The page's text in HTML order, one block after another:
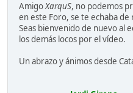
AmigoXarquS, no podemos
en este Foro, se te echaba de
Seas bienvenido de nuevo al
los demás locos por el vídeo.
Un abrazo y ánimos desde